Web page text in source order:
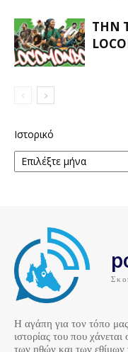
ΤΗΝ
Ιστορικό
Η αγάπη για τον τόπο
ιστορίας του που
των ηθών και των εθίμων